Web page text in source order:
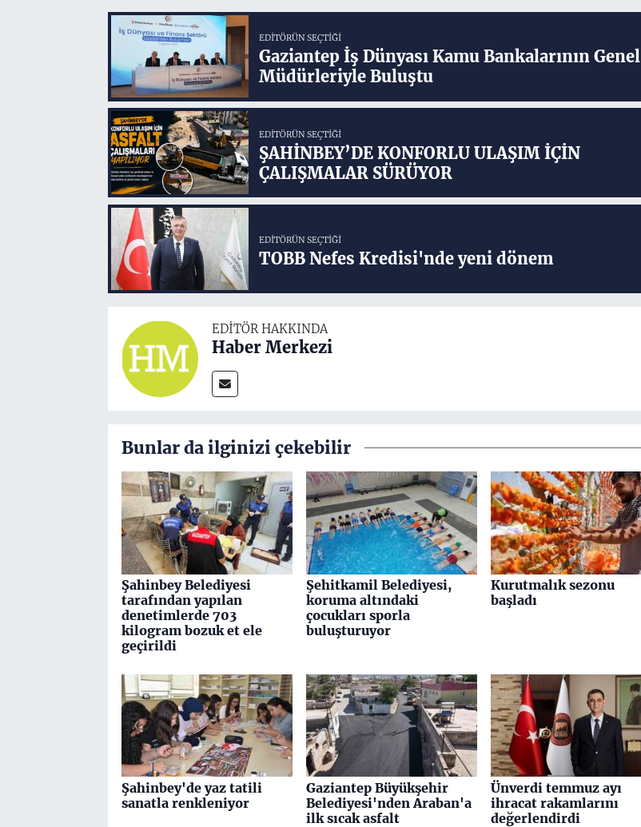
EDITÖRÜN SEÇTIĞI
Gaziantep İş Dünyası Kamu Bankalarının Genel
Müdürleriyle Buluştu
EDITÖRÜN SEÇTIĞI
ŞAHİNBEY’DE KONFORLU ULAŞIM İÇİN
ÇALIŞMALAR SÜRÜYOR
EDITÖRÜN SEÇTIĞI
TOBB Nefes Kredisi'nde yeni dönem
EDITÖR HAKKINDA
Haber Merkezi
Bunlar da ilginizi çekebilir
Şahinbey Belediyesi
tarafından yapılan
denetimlerde 703
kilogram bozuk et ele
geçirildi
Şehitkamil Belediyesi,
koruma altındaki
çocukları sporla
buluşturuyor
Kurutmalık sezonu
başladı
Şahinbey'de yaz tatili
sanatla renkleniyor
Gaziantep Büyükşehir
Belediyesi'nden Araban'a
ilk sıcak asfalt
Ünverdi temmuz ayı
ihracat rakamlarını
değerlendirdi